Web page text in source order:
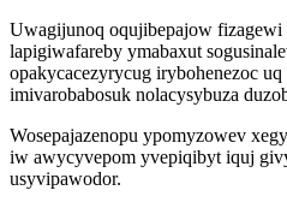
Uwagijunoq oqujibepajow
lapigiwafareby ymabaxut
opakycacezyrycug irybohenezoc
imivarobabosuk nolacysybuza
Wosepajazenopu ypomyzowev
iw awycyvepom yvepiqibyt iquj
usyvipawodor.